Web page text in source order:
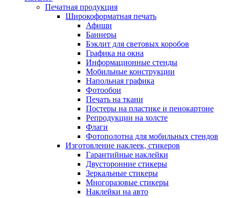
Печатная продукция
Широкоформатная печать
Афиши
Баннеры
Бэклит для световых коробов
Графика на окна
Информационные стенды
Мобильные конструкции
Напольная графика
Фотообои
Печать на ткани
Постеры на пластике и пенокартоне
Репродукции на холсте
Флаги
Фотополотна для мобильных стендов
Изготовление наклеек, стикеров
Гарантийные наклейки
Двусторонние стикеры
Зеркальные стикеры
Многоразовые стикеры
Наклейки на авто